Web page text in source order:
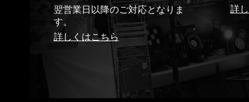
翌営業日以降のご対応となりま
す。
詳しくはこちら
詳